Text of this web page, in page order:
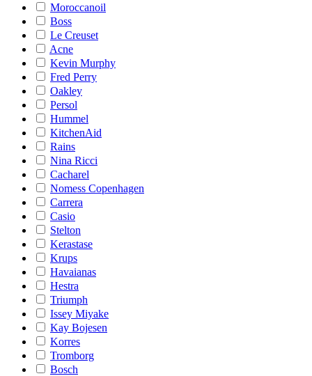
Moroccanoil
Boss
Le Creuset
Acne
Kevin Murphy
Fred Perry
Oakley
Persol
Hummel
KitchenAid
Rains
Nina Ricci
Cacharel
Nomess Copenhagen
Carrera
Casio
Stelton
Kerastase
Krups
Havaianas
Hestra
Triumph
Issey Miyake
Kay Bojesen
Korres
Tromborg
Bosch